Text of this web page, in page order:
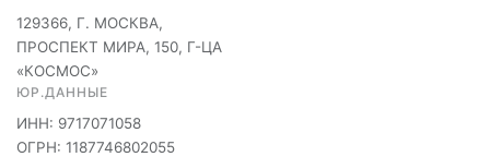
129366, Г. МОСКВА,
ПРОСПЕКТ МИРА, 150, Г-ЦА
«КОСМОС»
ЮР.ДАННЫЕ
ИНН: 9717071058
ОГРН: 1187746802055